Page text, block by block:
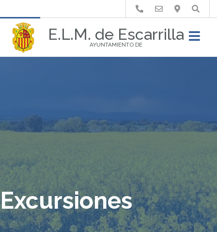
E.L.M. de Escarrilla
AYUNTAMIENTO DE
Buscar
Excursiones